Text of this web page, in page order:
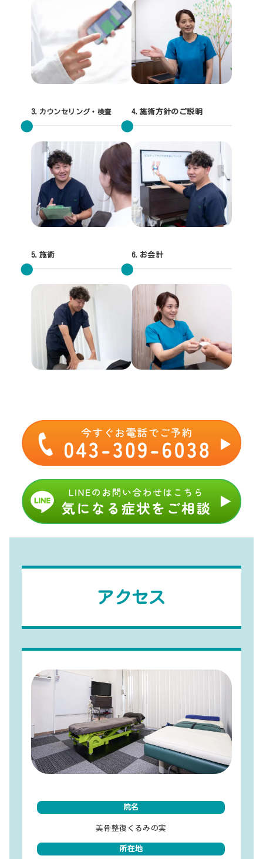
3. カウンセリング・検査 4.施術方針のご説明
5.施術 6.お会計
アクセス
院名
美骨整復くるみの実
所在地